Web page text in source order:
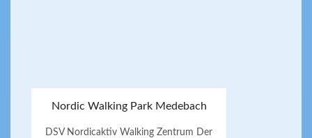
Nordic Walking Park Medebach
DSV Nordicaktiv Walking Zentrum Der